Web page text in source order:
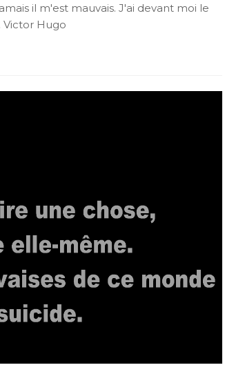
il m'est mauvais. J'ai devant moi le
Victor Hugo